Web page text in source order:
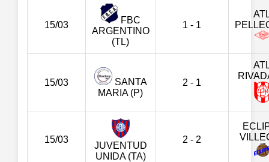
15/03
FBC
ARGENTINO
(TL)
1 - 1
15/03
SANTA
MARIA (P)
2 - 1
15/03
JUVENTUD
UNIDA (TA)
2 - 2